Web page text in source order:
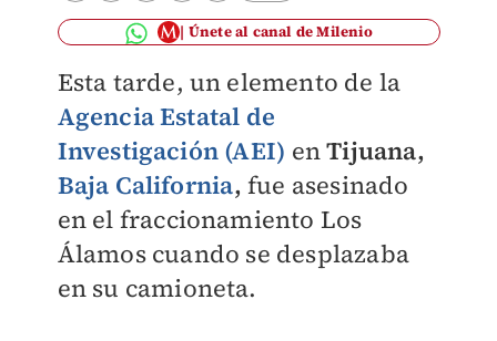
Únete al canal de Milenio
Esta tarde, un elemento de la
Agencia Estatal de
Investigación (AEI) enTijuana,
Baja California, fue asesinado
en el fraccionamiento Los
Álamos cuando se desplazaba
en su camioneta.